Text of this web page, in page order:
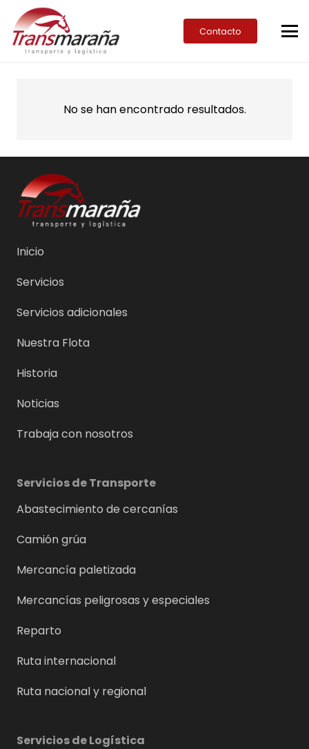
Contacto
No se han encontrado resultados.
Inicio
Servicios
Servicios adicionales
Nuestra Flota
Historia
Noticias
Trabaja con nosotros
Servicios de Transporte
Abastecimiento de cercanías
Camión grúa
Mercancía paletizada
Mercancías peligrosas y especiales
Reparto
Ruta internacional
Ruta nacional y regional
Servicios de Logística